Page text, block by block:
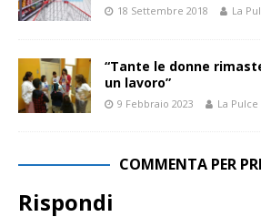
18 Settembre 2018 La
“Tante le donne
un lavoro”
9 Febbraio 2023 La
COMMENTA PER
Rispondi